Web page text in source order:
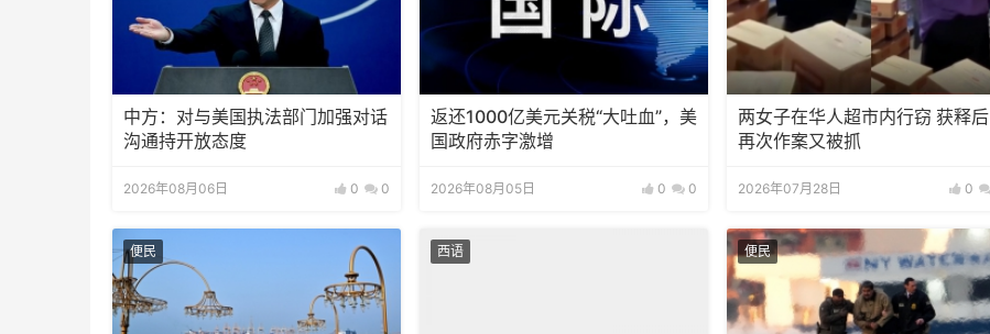
中方：对与美国执法部门加强对话
沟通持开放态度
2026年08月06日 0 0
返还1000亿美元关税“大吐血”，美
国政府赤字激增
2026年08月05日 0 0
两女子在华人超市内行窃 获释后
再次作案又被抓
2026年07月28日 0
便民 西语 便民